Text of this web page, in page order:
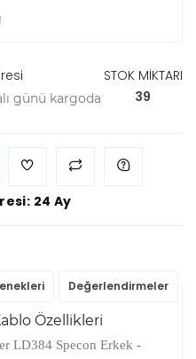
günü kargoda
STOK MİKTARI
39
24 Ay
Değerlendirmeler
Özellikleri
LD384 Specon Erkek -